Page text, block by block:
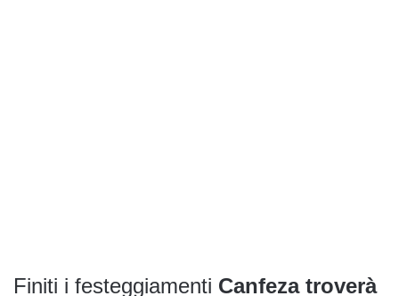
Finiti i festeggiamenti Canfeza troverà